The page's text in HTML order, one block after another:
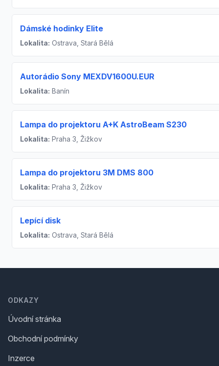
Dámské hodinky Elite
Lokalita: Ostrava, Stará Bělá
Autorádio Sony MEXDV1600U.EUR
Lokalita: Banín
Lampa do projektoru A+K AstroBeam S230
Lokalita: Praha 3, Žižkov
Lampa do projektoru 3M DMS 800
Lokalita: Praha 3, Žižkov
Lepící disk
Lokalita: Ostrava, Stará Bělá
ODKAZY
Úvodní stránka
Obchodní podmínky
Inzerce